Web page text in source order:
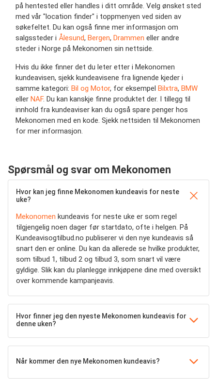
på hentested eller handles i ditt område. Velg ønsket sted
med vår "location finder" i toppmenyen ved siden av
søkefeltet. Du kan også finne mer informasjon om
salgssteder i Ålesund, Bergen, Drammen eller andre
steder i Norge på Mekonomen sin nettside.
Hvis du ikke finner det du leter etter i Mekonomen
kundeavisen, sjekk kundeavisene fra lignende kjeder i
samme kategori: Bil og Motor, for eksempel Bilxtra, BMW
eller NAF. Du kan kanskje finne produktet der. I tillegg til
innhold fra kundeaviser kan du også spare penger hos
Mekonomen med en kode. Sjekk nettsiden til Mekonomen
for mer informasjon.
Spørsmål og svar om Mekonomen
Hvor kan jeg finne Mekonomen kundeavis for neste
uke?
Mekonomen kundeavis for neste uke er som regel
tilgjengelig noen dager før startdato, ofte i helgen. På
Kundeavisogtilbud.no publiserer vi den nye kundeavis så
snart den er online. Du kan da allerede se hvilke produkter,
som tilbud 1, tilbud 2 og tilbud 3, som snart vil være
gyldige. Slik kan du planlegge innkjøpene dine med oversikt
over kommende kampanjeavis.
Hvor finner jeg den nyeste Mekonomen kundeavis for
denne uken?
Når kommer den nye Mekonomen kundeavis?